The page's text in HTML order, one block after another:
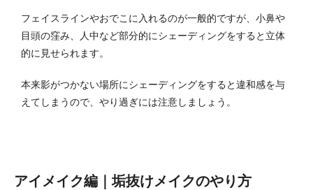
フェイスラインやおでこに入れるのが一般的ですが、小鼻や
目頭の窪み、人中など部分的にシェーディングをすると立体
的に見せられます。
本来影がつかない場所にシェーディングをすると違和感を与
えてしまうので、やり過ぎには注意しましょう。
アイメイク編｜垢抜けメイクのやり方